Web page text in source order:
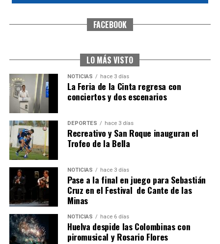
CUARTA CORRIDA DE LAS FIESTAS COLOMBINAS
Huelvatv
4º DÍA DE LAS FIESTAS COLOMBINAS 2026
hace 1 semana ·Huelvatv
FACEBOOK
LO MÁS VISTO
NOTICIAS hace 3 días
La Feria de la Cinta regresa con
conciertos y dos escenarios
DEPORTES hace 3 días
Recreativo y San Roque inauguran el
Trofeo de la Bella
NOTICIAS hace 3 días
Pase a la final en juego para Sebastián
Cruz en el Festival de Cante de las
Minas
NOTICIAS hace 6 días
Huelva despide las Colombinas con
piromusical y Rosario Flores